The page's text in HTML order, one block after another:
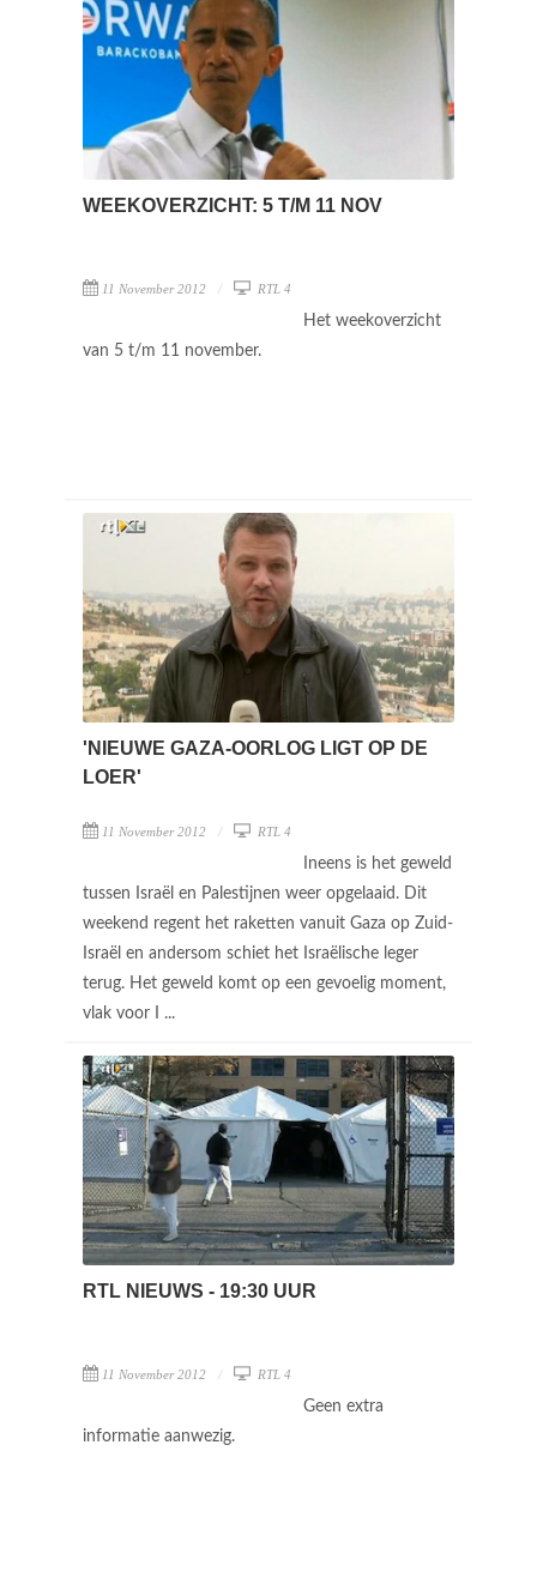
WEEKOVERZICHT: 5 T/M 11 NOV
11 November 2012 RTL 4
Het weekoverzicht
van 5 t/m 11 november.
'NIEUWE GAZA-OORLOG LIGT OP DE
LOER'
11 November 2012 RTL 4
Ineens is het geweld
tussen Israël en Palestijnen weer opgelaaid. Dit
weekend regent het raketten vanuit Gaza op Zuid-
Israël en andersom schiet het Israëlische leger
terug. Het geweld komt op een gevoelig moment,
vlak voor I ...
RTL NIEUWS - 19:30 UUR
11 November 2012 RTL 4
Geen extra
informatie aanwezig.